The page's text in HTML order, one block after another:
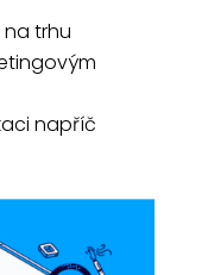
trhu
napříč